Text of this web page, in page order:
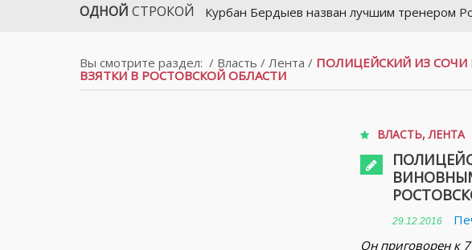
ОДНОЙ СТРОКОЙ
Курбан Бердыев назван лучшим тренером России в
Вы смотрите раздел: / Власть / Лента / ПОЛИЦЕЙСКИЙ ИЗ
ВЗЯТКИ В РОСТОВСКОЙ ОБЛАСТИ
ВЛАСТЬ,ЛЕНТА
29.12.2016
Он приговорен к